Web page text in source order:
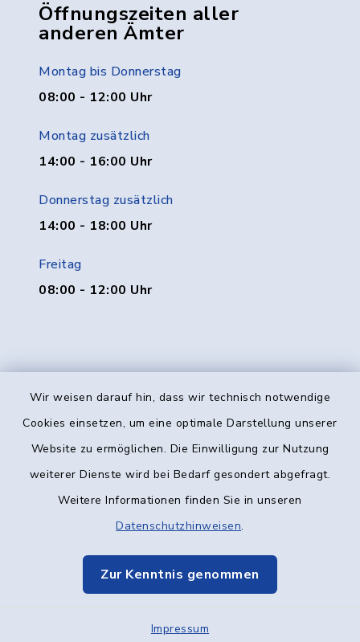
Wir weisen darauf hin, dass wir technisch notwendige
Cookies einsetzen, um eine optimale Darstellung unserer
Website zu ermöglichen. Die Einwilligung zur Nutzung
weiterer Dienste wird bei Bedarf gesondert abgefragt.
Weitere Informationen finden Sie in unseren
Datenschutzhinweisen.
Zur Kenntnis genommen
Impressum
Öffnungszeiten aller
anderen Ämter
Montag bis Donnerstag
08:00 - 12:00 Uhr
Montag zusätzlich
14:00 - 16:00 Uhr
Donnerstag zusätzlich
14:00 - 18:00 Uhr
Freitag
08:00 - 12:00 Uhr
Kontakt
Datenschutz
Elektronische Kommunikation
Sitemap